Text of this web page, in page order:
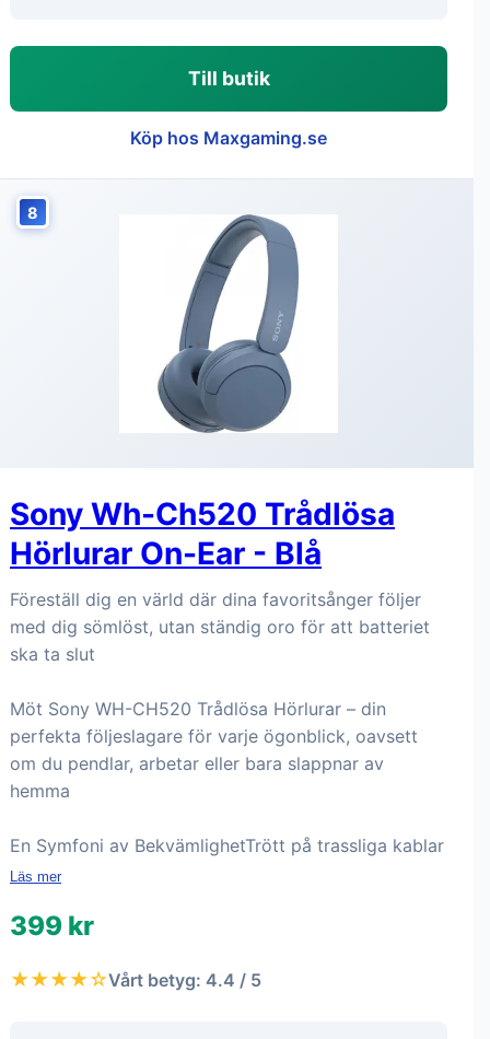
Till butik
Köp hos Maxgaming.se
8
Sony Wh-Ch520 Trådlösa
Hörlurar On-Ear - Blå
Föreställ dig en värld där dina favoritsånger följer
med dig sömlöst, utan ständig oro för att batteriet
ska ta slut
Möt Sony WH-CH520 Trådlösa Hörlurar – din
perfekta följeslagare för varje ögonblick, oavsett
om du pendlar, arbetar eller bara slappnar av
hemma
En Symfoni av BekvämlighetTrött på trassliga kablar
Läs mer
399 kr
★★★★☆Vårt betyg: 4.4 / 5